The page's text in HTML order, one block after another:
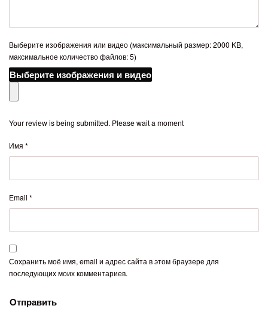
Выберите изображения или видео (максимальный размер: 2000 KB,
максимальное количество файлов: 5)
Выберите изображения и видео
Your review is being submitted. Please wait a moment
Имя *
Email *
Сохранить моё имя, email и адрес сайта в этом браузере для
последующих моих комментариев.